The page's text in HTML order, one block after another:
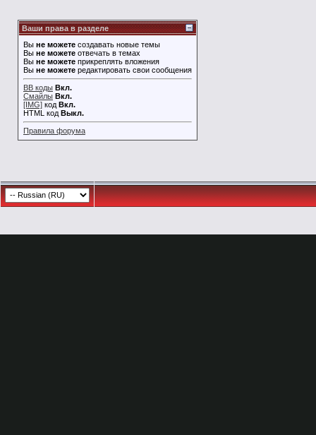
Ваши права в разделе
Вы не можете создавать новые темы
Вы не можете отвечать в темах
Вы не можете прикреплять вложения
Вы не можете редактировать свои сообщения
BB коды Вкл.
Смайлы Вкл.
[IMG] код Вкл.
HTML код Выкл.
Правила форума